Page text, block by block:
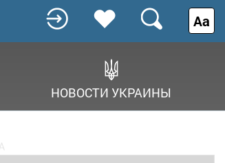
НОВОСТИ УКРАИНЫ
Аа